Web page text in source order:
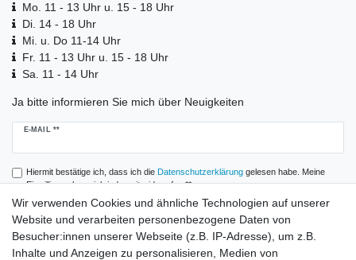
Mo. 11 - 13 Uhr u. 15 - 18 Uhr
Di. 14 - 18 Uhr
Mi. u. Do 11-14 Uhr
Fr. 11 - 13 Uhr u. 15 - 18 Uhr
Sa. 11 - 14 Uhr
Ja bitte informieren Sie mich über Neuigkeiten
E-MAIL **
Newsletter
Hiermit bestätige ich, dass ich die Daten­schutz­erklärunggelesen habe. Meine
Einwilligung kann ich jederzeit widerrufen.**
Abonnieren
** Hierbei handelt es sich um ein Pflichtfeld.
Wir verwenden Cookies und ähnliche Technologien auf unserer
Website und verarbeiten personenbezogene Daten von
Besucher:innen unserer Webseite (z.B. IP-Adresse), um z.B.
Inhalte und Anzeigen zu personalisieren, Medien von